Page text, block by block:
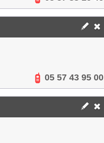
05 57 43 95 00